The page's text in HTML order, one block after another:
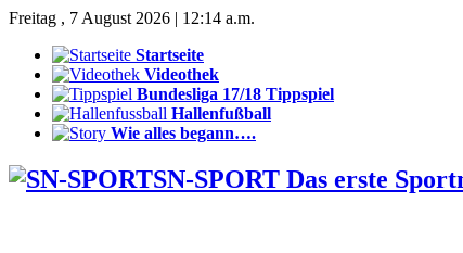
Freitag , 7 August 2026 | 12:14 a.m.
Startseite
Videothek
Bundesliga 17/18 Tippspiel
Hallenfußball
Wie alles begann….
SN-SPORT Das erste